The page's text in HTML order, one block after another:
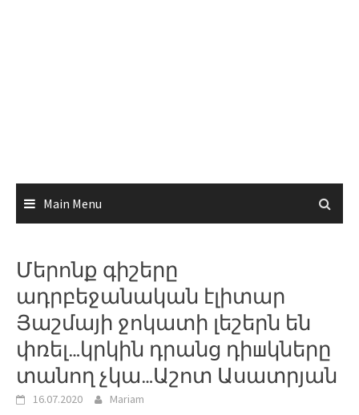
Main Menu
Մերոնք գիշերը
ադրբեջանական էլիտար
Յաշմայի ջոկատի լեշերն են
փռել…կրկին դրանց դիшկները
տանող չկա…Աշոտ Ասատրյան
16.07.2020 Mariam